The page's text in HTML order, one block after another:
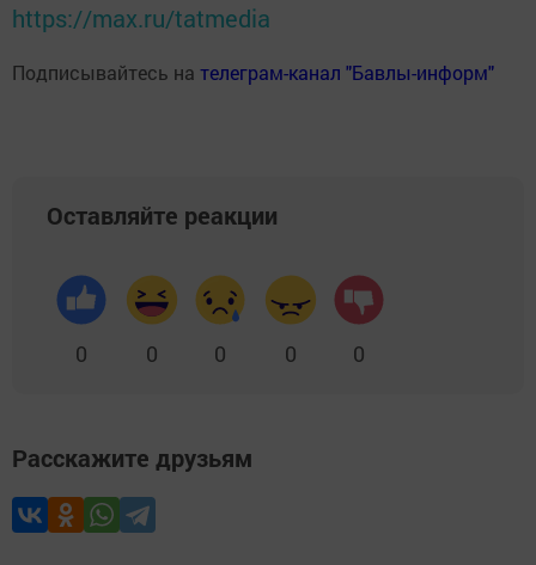
https://max.ru/tatmedia
Подписывайтесь на телеграм-канал "Бавлы-информ"
Оставляйте реакции
0 0 0 0 0
Расскажите друзьям